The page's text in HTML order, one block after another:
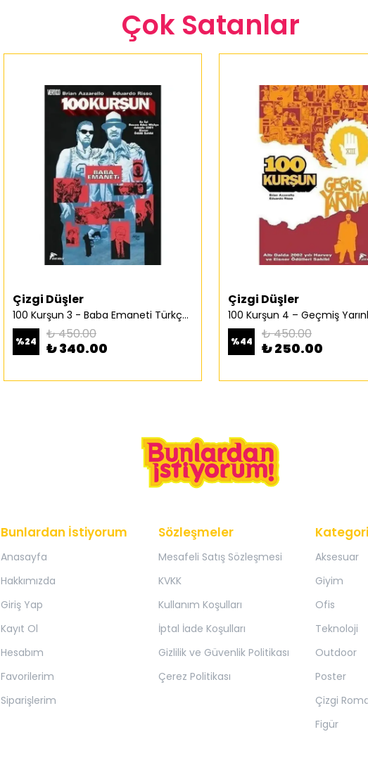
Çok Satanlar
Çizgi Düşler
100 Kurşun 3 - Baba Emaneti Türkçe Çizgi Roman
%24 ₺ 450.00
₺ 340.00
Çizgi Düşler
%44 ₺ 450.00
₺ 250.00
Bunlardan İstiyorum
Anasayfa
Hakkımızda
Giriş Yap
Kayıt Ol
Hesabım
Favorilerim
Siparişlerim
Sözleşmeler
Mesafeli Satış Sözleşmesi
KVKK
Kullanım Koşulları
İptal İade Koşulları
Gizlilik ve Güvenlik Politikası
Çerez Politikası
Aksesuar
Giyim
Ofis
Teknoloji
Outdoor
Poster
Çizgi
Figür